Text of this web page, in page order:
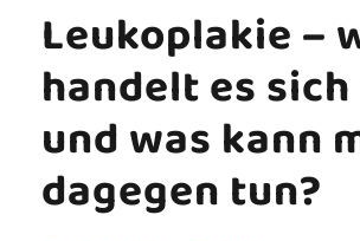
Leukoplakie –
handelt es
und was kann
dagegen tun?